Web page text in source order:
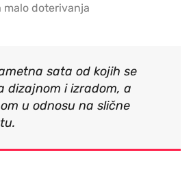
malo doterivanja
sata od kojih se
dizajnom i izradom, a
u odnosu na slične